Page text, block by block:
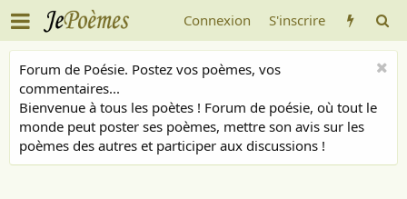
Connexion S'inscrire
Forum de Poésie. Postez vos poèmes, vos
commentaires...
Bienvenue à tous les poètes ! Forum de poésie, où tout le
monde peut poster ses poèmes, mettre son avis sur les
poèmes des autres et participer aux discussions !